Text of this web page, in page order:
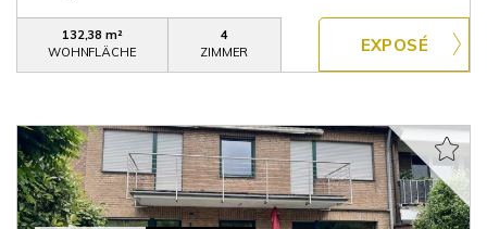
132,38 m²
WOHNFLÄCHE
4
ZIMMER